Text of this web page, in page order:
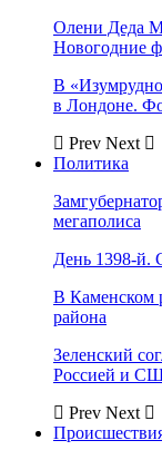
Олени Деда
Новогодние
В
в Лондоне.
Prev Next
Политика
мегаполиса
День 1398-й.
В Каменском
района
Зеленский
Россией и
Prev Next